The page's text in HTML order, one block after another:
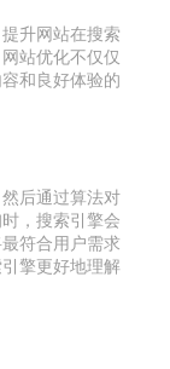
升网站在搜索
站优化不仅仅
和良好体验的
后通过算法对
，搜索引擎会
符合用户需求
擎更好地理解